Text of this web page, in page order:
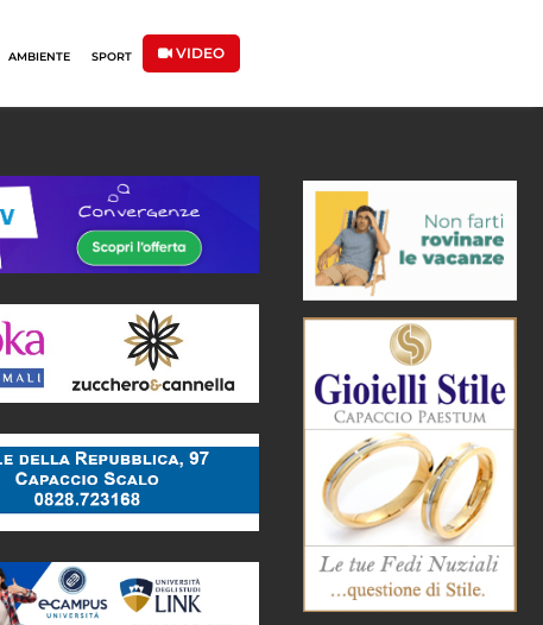
AMBIENTE SPORT VIDEO